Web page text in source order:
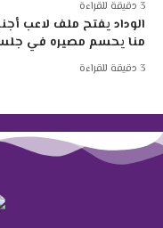
الوداد يفتح ملف لاعب
منا يحسم مصيره في